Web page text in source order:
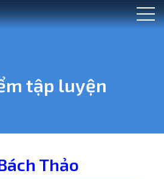
tập luyện
Thảo